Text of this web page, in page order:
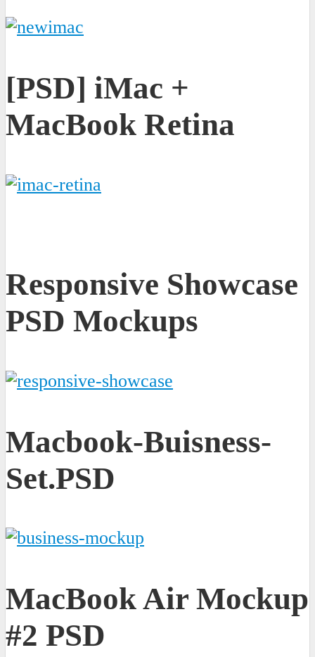
[PSD] iMac +
MacBook Retina
Responsive Showcase
PSD Mockups
Macbook-Buisness-
Set.PSD
MacBook Air Mockup
#2 PSD